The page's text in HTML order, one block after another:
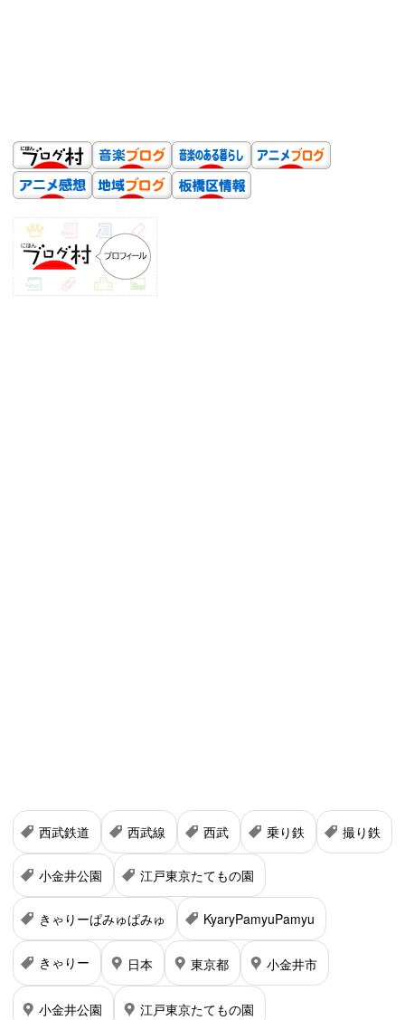
西武鉄道 西武線 西武 乗り鉄 撮り鉄
小金井公園 江戸東京たてもの園
きゃりーぱみゅぱみゅ KyaryPamyuPamyu
きゃりー 日本 東京都 小金井市
小金井公園 江戸東京たてもの園